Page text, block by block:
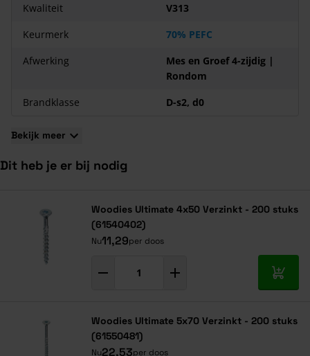
Kwaliteit
V313
Keurmerk
70% PEFC
Afwerking
Mes en Groef 4-zijdig |
Rondom
Brandklasse
D-s2, d0
Bekijk meer
Dit heb je er bij nodig
Woodies Ultimate 4x50 Verzinkt - 200 stuks
(61540402)
Nu11,29per doos
In
Woodies Ultimate 5x70 Verzinkt - 200 stuks
(61550481)
Nu22,53per doos